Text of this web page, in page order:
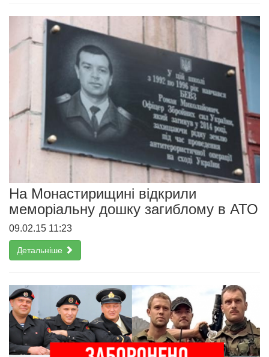
На Монастирищині відкрили
меморіальну дошку загиблому в АТО
09.02.15 11:23
Детальніше